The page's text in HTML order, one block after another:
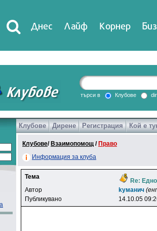
Днес Лайф Корнер
DirTV Impressio
Games
търси в Клубове
Клубове Дирене Регистрация Кой е
Клубове/ Взаимопомощ / Право
Информация за клуба
Тема
Re:
Автор
kyмaнич
Публикувано
14.10.05